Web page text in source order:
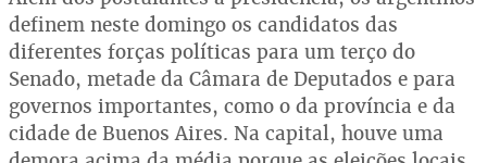
definem neste domingo os candidatos das
diferentes forças políticas para um terço do
Senado, metade da Câmara de Deputados e para
governos importantes, como o da província e da
cidade de Buenos Aires. Na capital, houve uma